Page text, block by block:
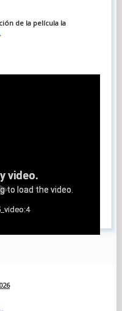
de la película la
video.
to load the video.